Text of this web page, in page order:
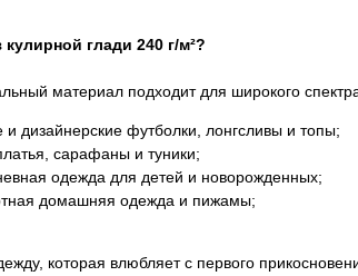
глади 240 г/м²?
материал подходит для широкого
и дизайнерские футболки, лонгсливы и топы;
сарафаны и туники;
одежда для детей и новорожденных;
домашняя одежда и пижамы;
которая влюбляет с первого